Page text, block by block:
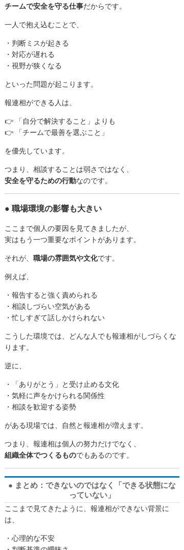
チームで安全を守る仕事だからです。
一人で抱え込むことで、
・判断ミスが起きる
・対応が遅れる
・視野が狭くなる
といった問題が起こります。
報連相ができる人は、
👉 「自分で解決すること」よりも
👉 「チームで最善を選ぶこと」
を優先しています。
つまり、相談することは弱さではなく、
安全を守るための行動なのです。
● 職場環境の影響も大きい
ここまで個人の要因を見てきましたが、
実はもう一つ重要なポイントがあります。
それが、 職場の雰囲気や文化です。
例えば、
・報告すると強く責められる
・相談しづらい空気がある
・忙しすぎて話しかけられない
こうした環境では、どんな人でも報連相がしづらくな
ります。
逆に、
・「ありがとう」と受け止める文化
・気軽に声をかけられる関係性
・相談を歓迎する姿勢
がある現場では、自然と報連相が増えます。
つまり、報連相は個人の努力だけでなく、
組織全体でつくるものでもあるのです。
● まとめ：できないのではなく「できる状態にな
っていない」
ここまで見てきたように、報連相ができない背景に
は、
・心理的な不安